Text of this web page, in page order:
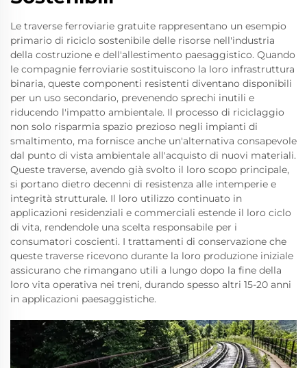
Le traverse ferroviarie gratuite rappresentano un esempio
primario di riciclo sostenibile delle risorse nell'industria
della costruzione e dell'allestimento paesaggistico. Quando
le compagnie ferroviarie sostituiscono la loro infrastruttura
binaria, queste componenti resistenti diventano disponibili
per un uso secondario, prevenendo sprechi inutili e
riducendo l'impatto ambientale. Il processo di riciclaggio
non solo risparmia spazio prezioso negli impianti di
smaltimento, ma fornisce anche un'alternativa consapevole
dal punto di vista ambientale all'acquisto di nuovi materiali.
Queste traverse, avendo già svolto il loro scopo principale,
si portano dietro decenni di resistenza alle intemperie e
integrità strutturale. Il loro utilizzo continuato in
applicazioni residenziali e commerciali estende il loro ciclo
di vita, rendendole una scelta responsabile per i
consumatori coscienti. I trattamenti di conservazione che
queste traverse ricevono durante la loro produzione iniziale
assicurano che rimangano utili a lungo dopo la fine della
loro vita operativa nei treni, durando spesso altri 15-20 anni
in applicazioni paesaggistiche.